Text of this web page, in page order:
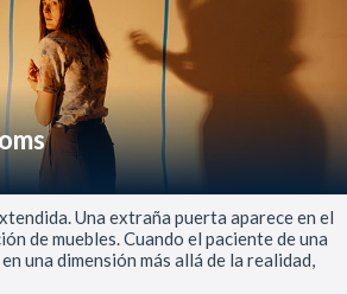
Una extraña puerta aparece en el
de muebles. Cuando el paciente de una
una dimensión más allá de la realidad,